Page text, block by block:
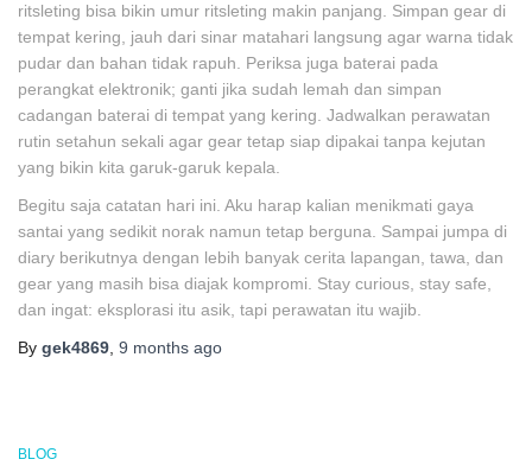
ritsleting bisa bikin umur ritsleting makin panjang. Simpan gear di
tempat kering, jauh dari sinar matahari langsung agar warna tidak
pudar dan bahan tidak rapuh. Periksa juga baterai pada
perangkat elektronik; ganti jika sudah lemah dan simpan
cadangan baterai di tempat yang kering. Jadwalkan perawatan
rutin setahun sekali agar gear tetap siap dipakai tanpa kejutan
yang bikin kita garuk-garuk kepala.
Begitu saja catatan hari ini. Aku harap kalian menikmati gaya
santai yang sedikit norak namun tetap berguna. Sampai jumpa di
diary berikutnya dengan lebih banyak cerita lapangan, tawa, dan
gear yang masih bisa diajak kompromi. Stay curious, stay safe,
dan ingat: eksplorasi itu asik, tapi perawatan itu wajib.
By gek4869 9 months ago
BLOG